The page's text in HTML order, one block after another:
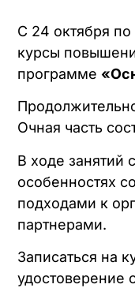
С 24 октября
курсы
программе
Очная часть
В ходе занятий
особенностях
подходами к
партнерами.
Записаться на
удостоверение